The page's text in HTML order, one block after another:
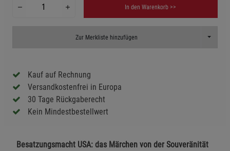
In den Warenkorb >>
Zur Merkliste hinzufügen Toggle
Kauf auf Rechnung
Versandkostenfrei in Europa
30 Tage Rückgaberecht
Kein Mindestbestellwert
Besatzungsmacht USA: das Märchen von der Souveränität